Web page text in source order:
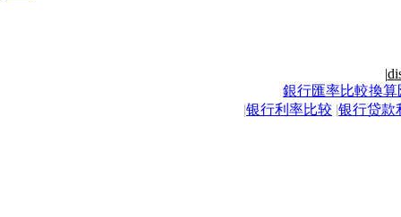
|
銀行匯率比較換算
|银行利率比较 |银行贷款